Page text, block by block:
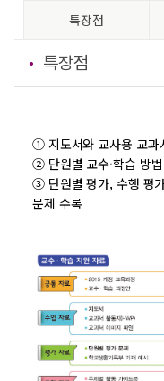
특장점
특장점
① 지도서와 교사용 교과
② 단원별 교수·학습 방
③ 단원별 평가, 수행 평
문제 수록